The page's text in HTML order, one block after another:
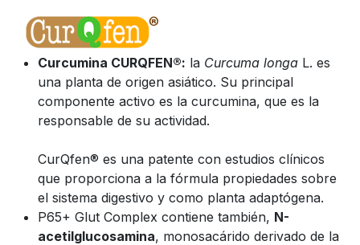
Curcumina CURQFEN®: la Curcuma longa L. es
una planta de origen asiático. Su principal
componente activo es la curcumina, que es la
responsable de su actividad.
CurQfen® es una patente con estudios clínicos
que proporciona a la fórmula propiedades sobre
el sistema digestivo y como planta adaptógena.
P65+ Glut Complex contiene también, N-
acetilglucosamina, monosacárido derivado de la